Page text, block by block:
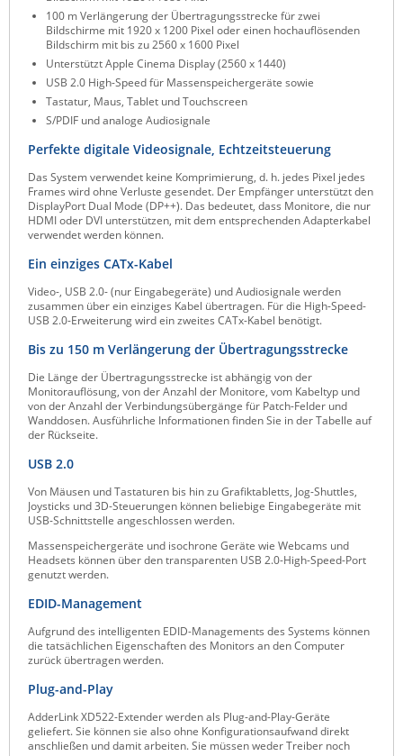
Server Technology
Siretta
SIRIO Antenne
Sunbird
Tactical Software
TEKTELIC
Teltonika
Unwired Networks
Vision
WATTECO
Westermo
Yuasa
ZPE Systems
News zu unseren Herstellern
100 m Verlängerung der Übertragungsstrecke für zwei
Bildschirme mit 1920 x 1200 Pixel oder einen hochauflösenden
Bildschirm mit bis zu 2560 x 1600 Pixel
Unterstützt Apple Cinema Display (2560 x 1440)
USB 2.0 High-Speed für Massenspeichergeräte sowie
Tastatur, Maus, Tablet und Touchscreen
S/PDIF und analoge Audiosignale
Perfekte digitale Videosignale, Echtzeitsteuerung
Das System verwendet keine Komprimierung, d. h. jedes Pixel jedes
Frames wird ohne Verluste gesendet. Der Empfänger unterstützt den
DisplayPort Dual Mode (DP++). Das bedeutet, dass Monitore, die nur
HDMI oder DVI unterstützen, mit dem entsprechenden Adapterkabel
verwendet werden können.
Ein einziges CATx-Kabel
Video-, USB 2.0- (nur Eingabegeräte) und Audiosignale werden
zusammen über ein einziges Kabel übertragen. Für die High-Speed-
USB 2.0-Erweiterung wird ein zweites CATx-Kabel benötigt.
Bis zu 150 m Verlängerung der Übertragungsstrecke
Die Länge der Übertragungsstrecke ist abhängig von der
Monitorauflösung, von der Anzahl der Monitore, vom Kabeltyp und
von der Anzahl der Verbindungsübergänge für Patch-Felder und
Wanddosen. Ausführliche Informationen finden Sie in der Tabelle auf
der Rückseite.
USB 2.0
Von Mäusen und Tastaturen bis hin zu Grafiktabletts, Jog-Shuttles,
Joysticks und 3D-Steuerungen können beliebige Eingabegeräte mit
USB-Schnittstelle angeschlossen werden.
Massenspeichergeräte und isochrone Geräte wie Webcams und
Headsets können über den transparenten USB 2.0-High-Speed-Port
genutzt werden.
EDID-Management
Aufgrund des intelligenten EDID-Managements des Systems können
die tatsächlichen Eigenschaften des Monitors an den Computer
zurück übertragen werden.
Plug-and-Play
AdderLink XD522-Extender werden als Plug-and-Play-Geräte
geliefert. Sie können sie also ohne Konfigurationsaufwand direkt
anschließen und damit arbeiten. Sie müssen weder Treiber noch